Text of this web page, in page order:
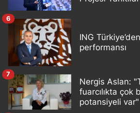
ING
performansı
6
Nergis Aslan:
fuarcılıkta çok
potansiyeli var"
7